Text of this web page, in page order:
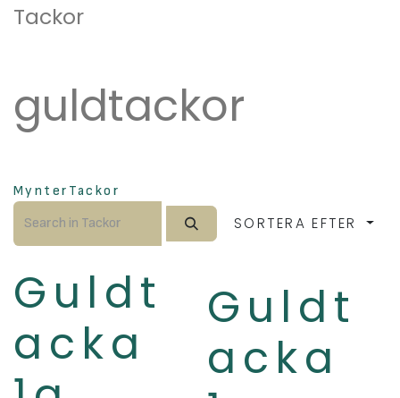
Tackor
guldtackor
Mynter Tackor
SORTERA EFTER
Guldt
acka
Slut i lager
Guldt
acka